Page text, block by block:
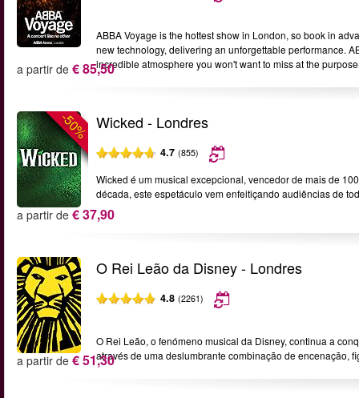
ABBA Voyage is the hottest show in London, so book in
new technology, delivering an unforgettable performance.
incredible atmosphere you won't want to miss at the
a partir de € 85,50
-50% Wicked - Londres
4.7 (855)
Wicked é um musical excepcional, vencedor de mais de
década, este espetáculo vem enfeitiçando audiências de
a partir de € 37,90
O Rei Leão da Disney - Londres
4.8 (2261)
O Rei Leão, o fenómeno musical da Disney, continua a
através de uma deslumbrante combinação de encenação,
a partir de € 51,30